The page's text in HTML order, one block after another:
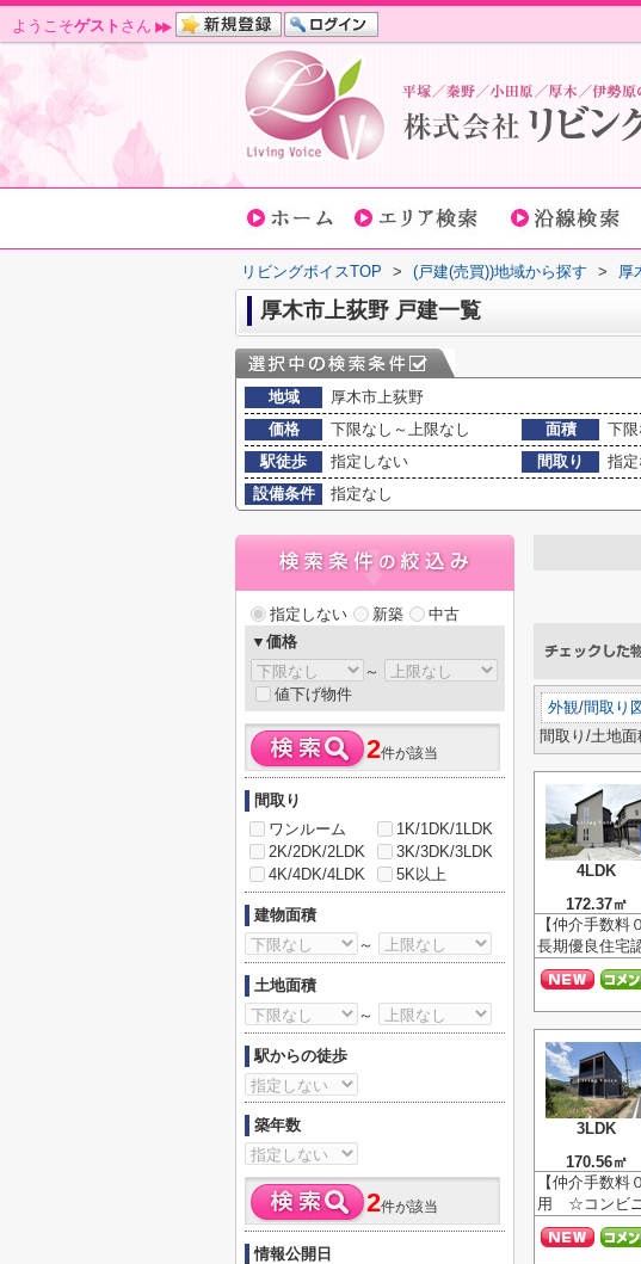
ようこそゲスト さん
リビングボイスTOP > (戸建(売買))地域から探す > 厚
厚木市上荻野 戸建一覧
地域
厚木市上荻野
価格
下限なし～上限なし 面積 下
駅徒歩
指定しない 間取り
指定
設備条件
指定なし
外観/間取り
間取り/土地面
4LDK
172.37㎡
【仲介手数
長期優良住
3LDK
170.56㎡
【仲介手数
用 ☆コンビ
指定しない 新築
中古
▼価格
～
値下げ物件
2件が該当
間取り
ワンルーム
1K/1DK/1LDK
2K/2DK/2LDK
3K/3DK/3LDK
4K/4DK/4LDK
5K以上
建物面積
～
土地面積
～
駅からの徒歩
築年数
2件が該当
情報公開日